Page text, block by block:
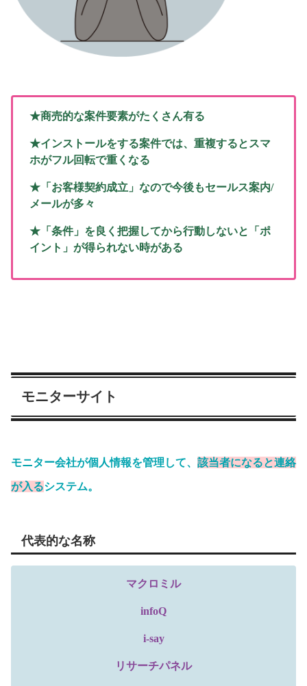
★商売的な案件要素がたくさん有る
★インストールをする案件では、重複するとスマ
ホがフル回転で重くなる
★「お客様契約成立」なので今後もセールス案内/
メールが多々
★「条件」を良く把握してから行動しないと「ポ
イント」が得られない時がある
モニターサイト
モニター会社が個人情報を管理して、 該当者になると連絡
が入るシステム。
代表的な名称
マクロミル
infoQ
i-say
リサーチパネル